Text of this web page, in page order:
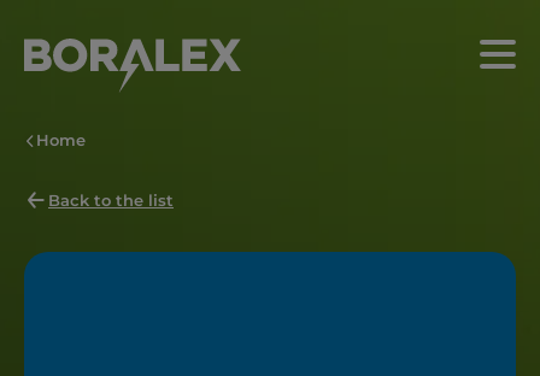
main
Menu
Home
Back to the list